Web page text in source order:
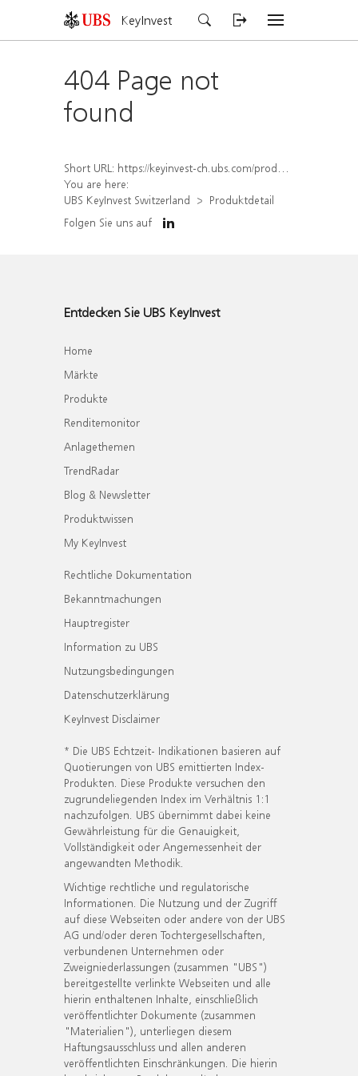
KeyInvest
404 Page not
found
Short URL: https://keyinvest-ch.ubs.com/produkt/detail/index/isin/CH1564516479
You are here:
UBS KeyInvest Switzerland
Produktdetail
Folgen Sie uns auf
Entdecken Sie UBS KeyInvest
Home
Märkte
Produkte
Renditemonitor
Anlagethemen
TrendRadar
Blog & Newsletter
Produktwissen
My KeyInvest
Rechtliche Dokumentation
Bekanntmachungen
Hauptregister
Information zu UBS
Nutzungsbedingungen
Datenschutzerklärung
KeyInvest Disclaimer
* Die UBS Echtzeit- Indikationen basieren auf
Quotierungen von UBS emittierten Index-
Produkten. Diese Produkte versuchen den
zugrundeliegenden Index im Verhältnis 1:1
nachzufolgen. UBS übernimmt dabei keine
Gewährleistung für die Genauigkeit,
Vollständigkeit oder Angemessenheit der
angewandten Methodik.
Wichtige rechtliche und regulatorische
Informationen. Die Nutzung und der Zugriff
auf diese Webseiten oder andere von der UBS
AG und/oder deren Tochtergesellschaften,
verbundenen Unternehmen oder
Zweigniederlassungen (zusammen "UBS")
bereitgestellte verlinkte Webseiten und alle
hierin enthaltenen Inhalte, einschließlich
veröffentlichter Dokumente (zusammen
"Materialien"), unterliegen diesem
Haftungsausschluss und allen anderen
veröffentlichten Einschränkungen. Die hierin